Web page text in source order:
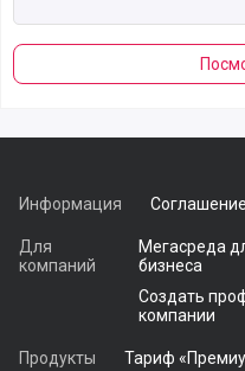
Информация Соглашение
Для
компаний
Мегасреда
бизнеса
Создать
компании
Продукты Тариф